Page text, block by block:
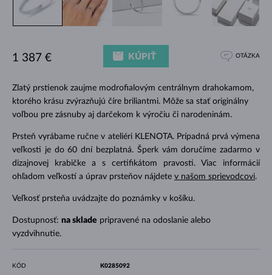
Zlatý prstienok zaujme modrofialovým centrálnym drahokamom,
ktorého krásu zvýrazňujú číre briliantmi. Môže sa stať originálny
voľbou pre zásnuby aj darčekom k výročiu či narodeninám.
Prsteň vyrábame ručne v ateliéri KLENOTA. Prípadná prvá výmena
veľkosti je do 60 dní bezplatná. Šperk vám doručíme zadarmo v
dizajnovej krabičke a s certifikátom pravosti. Viac informácií
ohľadom veľkostí a úprav prsteňov nájdete v našom sprievodcovi.
Veľkosť prsteňa uvádzajte do poznámky v košíku.
Dostupnosť: na sklade pripravené na odoslanie alebo
vyzdvihnutie.
1 387 € KÚPIŤ OTÁZKA
KÓD K0285092